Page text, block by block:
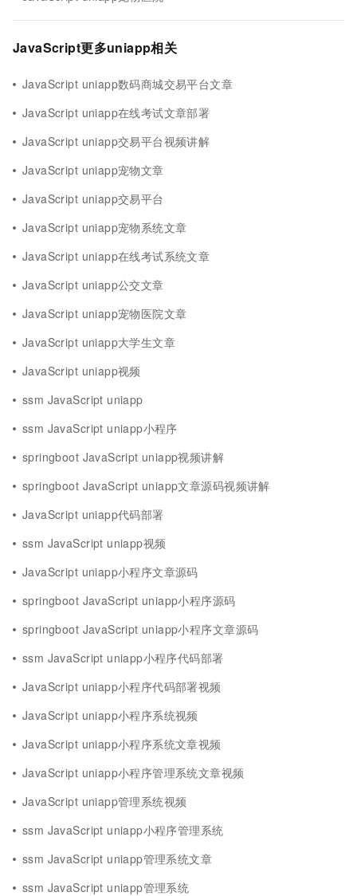
JavaScript更多uniapp相关
JavaScript uniapp数码商城交易平台文章
JavaScript uniapp在线考试文章部署
JavaScript uniapp交易平台视频讲解
JavaScript uniapp宠物文章
JavaScript uniapp交易平台
JavaScript uniapp宠物系统文章
JavaScript uniapp在线考试系统文章
JavaScript uniapp公交文章
JavaScript uniapp宠物医院文章
JavaScript uniapp大学生文章
JavaScript uniapp视频
ssm JavaScript uniapp
ssm JavaScript uniapp小程序
springboot JavaScript uniapp视频讲解
springboot JavaScript uniapp文章源码视频讲解
JavaScript uniapp代码部署
ssm JavaScript uniapp视频
JavaScript uniapp小程序文章源码
springboot JavaScript uniapp小程序源码
springboot JavaScript uniapp小程序文章源码
ssm JavaScript uniapp小程序代码部署
JavaScript uniapp小程序代码部署视频
JavaScript uniapp小程序系统视频
JavaScript uniapp小程序系统文章视频
JavaScript uniapp小程序管理系统文章视频
JavaScript uniapp管理系统视频
ssm JavaScript uniapp小程序管理系统
ssm JavaScript uniapp管理系统文章
ssm JavaScript uniapp管理系统